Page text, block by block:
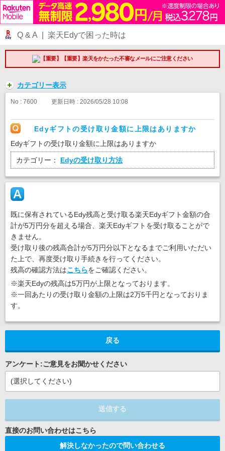
Q & A | 楽天Edyで困った時は
【重要】楽天をかたった不審なメールにご注意ください
カテゴリー表示
No : 7600 更新日時 : 2026/05/28 10:08
Edyギフトの受け取り金額に上限はありますか
Edyギフトの受け取り金額に上限はありますか
カテゴリー： Edyの受け取り方法
既に保有されているEdy残高と受け取る楽天Edyギフト金額の合
計が5万円分を超える場合、楽天Edyギフトを受け取ることがで
きません。
受け取り後の残高合計が5万円分以下となるまでご利用いただい
た上で、再度受け取り手続きを行ってください。
残高の確認方法はこちらをご確認ください。
※楽天Edyの残高は5万円が上限となっております。
※一回あたりの受け取り金額の上限は2万5千円となっておりま
す。
戻る
アンケート:ご意見をお聞かせください
(選択してください)
送信する
解決しなかったので問い合わせる